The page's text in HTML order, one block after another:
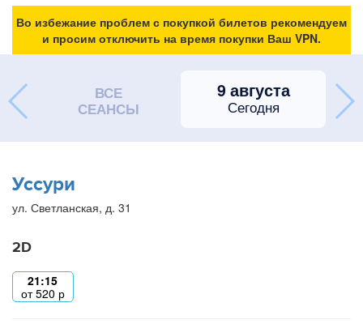
Во избежание проблем с покупкой билетов рекомендуем
и просим отключить на время покупки Ваш VPN.
ВСЕ
СЕАНСЫ
9 августа
Сегодня
Уссури
ул. Светланская, д. 31
2D
21:15
от520 р